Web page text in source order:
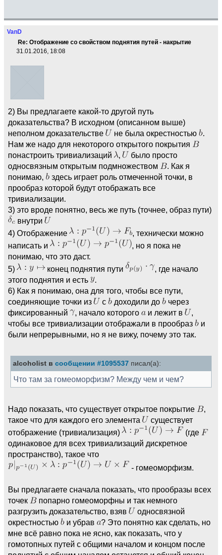
VanD
Re: Отображение со свойством поднятия путей - накрытие
31.01.2016, 18:08
2) Вы предлагаете какой-то другой путь
доказательства? В исходном (описанном выше)
неполном доказательстве
не была окрестностью
.
Нам же надо для некоторого открытого покрытия
понастроить тривиализаций
,
было просто
односвязным открытым подмножеством
. Как я
понимаю,
здесь играет роль отмеченной точки, в
прообраз которой будут отображать все
тривиализации.
3) это вроде понятно, весь же путь (точнее, образ пути)
внутри
4) Отображение
, технически можно
написать и
, но я пока не
понимаю, что это даст.
5)
конец поднятия пути
, где начало
этого поднятия и есть
.
6) Как я понимаю, она для того, чтобы все пути,
соединяющие точки из
с доходили до
через
фиксированный
, начало которого и лежит в
,
чтобы все тривиализации отображали в прообраз
и
были непрерывными, но я не вижу, почему это так.
alcoholist в сообщении #1095537 писал(а):
Что там за гомеоморфизм? Между чем и чем?
Надо показать, что существует открытое покрытие
,
такое что для каждого его элемента
существует
отображение (тривиализация)
(где
одинаковое для всех тривиализаций дискретное
пространство), такое что
- гомеоморфизм.
Вы предлагаете сначала показать, что прообразы всех
точек
попарно гомеоморфны и так немного
разгрузить доказательство, взяв
односвязной
окрестностью
и убрав
? Это понятно как сделать, но
мне всё равно пока не ясно, как показать, что у
гомотопных путей с общими началом и концом после